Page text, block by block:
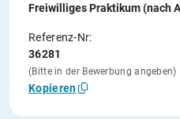
Freiwilliges Praktikum (nach
Referenz-Nr:
36281
(Bitte in der Bewerbung angeben)
Kopieren